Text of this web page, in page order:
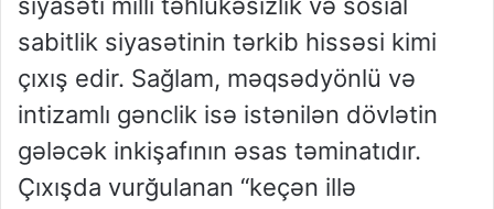
siyasəti milli təhlükəsizlik və sosial
sabitlik siyasətinin tərkib hissəsi kimi
çıxış edir. Sağlam, məqsədyönlü və
intizamlı gənclik isə istənilən dövlətin
gələcək inkişafının əsas təminatıdır.
Çıxışda vurğulanan “keçən illə